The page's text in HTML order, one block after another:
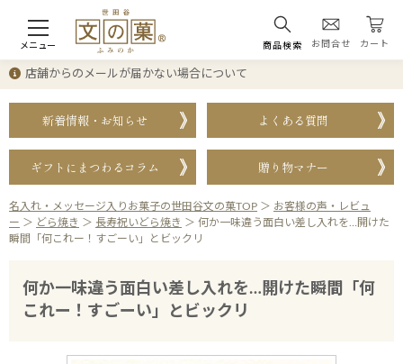
メニュー 商品検索 お問合せ カート
店舗からのメールが届かない場合について
新着情報・お知らせ よくある質問
ギフトにまつわるコラム 贈り物マナー
名入れ・メッセージ入りお菓子の世田谷文の菓TOP ＞ お客様の声・レビュ
ー ＞ どら焼き ＞ 長寿祝いどら焼き ＞ 何か一味違う面白い差し入れを…開けた
瞬間「何これー！すごーい」とビックリ
何か一味違う面白い差し入れを…開けた瞬間「何
これー！すごーい」とビックリ